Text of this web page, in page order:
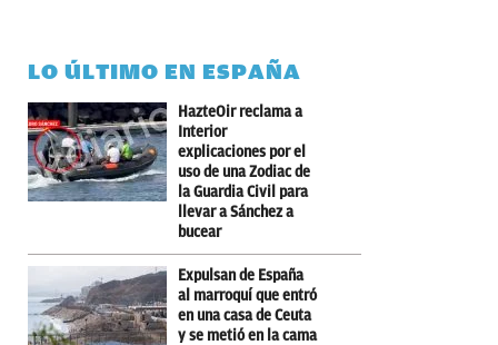
LO ÚLTIMO EN ESPAÑA
HazteOir reclama a
Interior
explicaciones por el
uso de una Zodiac de
la Guardia Civil para
llevar a Sánchez a
bucear
Expulsan de España
al marroquí que entró
en una casa de Ceuta
y se metió en la cama